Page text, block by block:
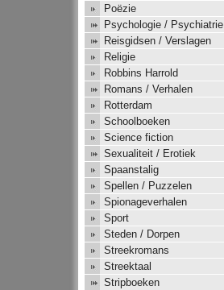
Poëzie
Psychologie / Psychiatrie
Reisgidsen / Verslagen
Religie
Robbins Harrold
Romans / Verhalen
Rotterdam
Schoolboeken
Science fiction
Sexualiteit / Erotiek
Spaanstalig
Spellen / Puzzelen
Spionageverhalen
Sport
Steden / Dorpen
Streekromans
Streektaal
Stripboeken